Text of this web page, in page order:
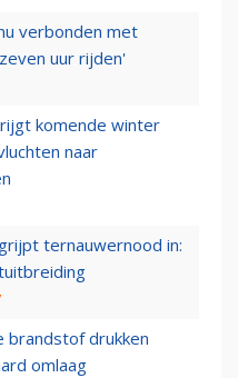
verbonden met
uur rijden'
komende winter
naar
ternauwernood in:
brandstof drukken
omlaag